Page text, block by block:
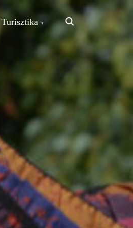
Turisztika Search